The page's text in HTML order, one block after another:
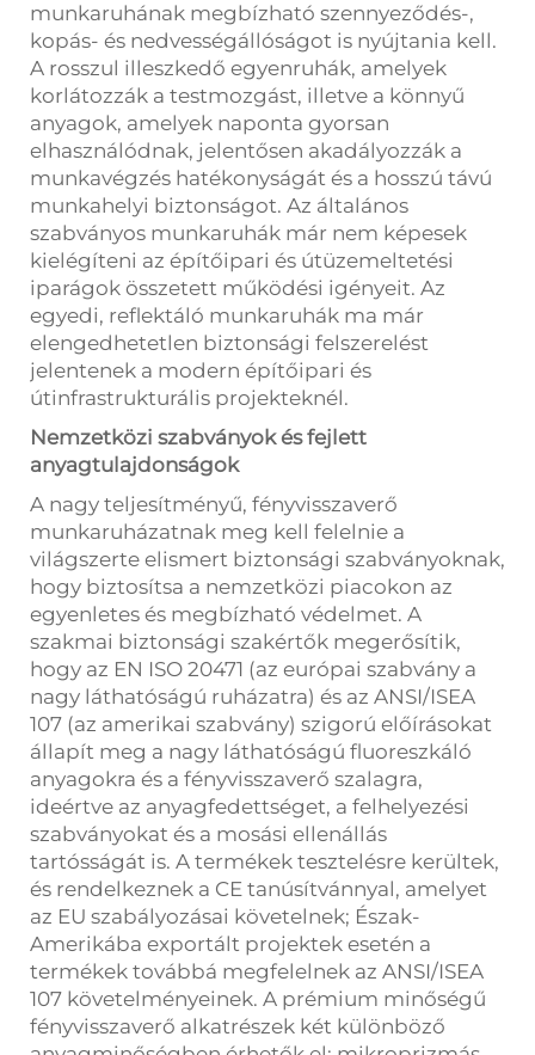
munkaruhának megbízható szennyeződés-,
kopás- és nedvességállóságot is nyújtania kell.
A rosszul illeszkedő egyenruhák, amelyek
korlátozzák a testmozgást, illetve a könnyű
anyagok, amelyek naponta gyorsan
elhasználódnak, jelentősen akadályozzák a
munkavégzés hatékonyságát és a hosszú távú
munkahelyi biztonságot. Az általános
szabványos munkaruhák már nem képesek
kielégíteni az építőipari és útüzemeltetési
iparágok összetett működési igényeit. Az
egyedi, reflektáló munkaruhák ma már
elengedhetetlen biztonsági felszerelést
jelentenek a modern építőipari és
útinfrastrukturális projekteknél.
Nemzetközi szabványok és fejlett
anyagtulajdonságok
A nagy teljesítményű, fényvisszaverő
munkaruházatnak meg kell felelnie a
világszerte elismert biztonsági szabványoknak,
hogy biztosítsa a nemzetközi piacokon az
egyenletes és megbízható védelmet. A
szakmai biztonsági szakértők megerősítik,
hogy az EN ISO 20471 (az európai szabvány a
nagy láthatóságú ruházatra) és az ANSI/ISEA
107 (az amerikai szabvány) szigorú előírásokat
állapít meg a nagy láthatóságú fluoreszkáló
anyagokra és a fényvisszaverő szalagra,
ideértve az anyagfedettséget, a felhelyezési
szabványokat és a mosási ellenállás
tartósságát is. A termékek tesztelésre kerültek,
és rendelkeznek a CE tanúsítvánnyal, amelyet
az EU szabályozásai követelnek; Észak-
Amerikába exportált projektek esetén a
termékek továbbá megfelelnek az ANSI/ISEA
107 követelményeinek. A prémium minőségű
fényvisszaverő alkatrészek két különböző